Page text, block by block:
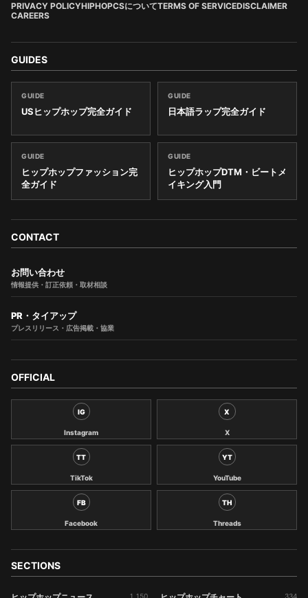
PRIVACY POLICYHIPHOPCSについてTERMS OF SERVICEDISCLAIMER
CAREERS
GUIDES
GUIDE
USヒップホップ完全ガイド
GUIDE
日本語ラップ完全ガイド
GUIDE
ヒップホップファッション完
全ガイド
GUIDE
ヒップホップDTM・ビートメ
イキング入門
CONTACT
お問い合わせ
情報提供・訂正依頼・取材相談
PR・タイアップ
プレスリリース・広告掲載・協業
OFFICIAL
IG
Instagram
X
X
TT
TikTok
YT
YouTube
FB
Facebook
TH
Threads
SECTIONS
1,150 334